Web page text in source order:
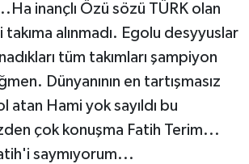
inançlı Özü sözü TÜRK olan
alınmadı. Egolu desyyuslar
tüm takımları şampiyon
Dünyanının en tartışmasız
atan Hami yok sayıldı bu
çok konuşma Fatih Terim...
saymıyorum...